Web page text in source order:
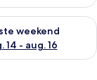
7 - aug. 9
weekend
14 - aug. 16
for næste